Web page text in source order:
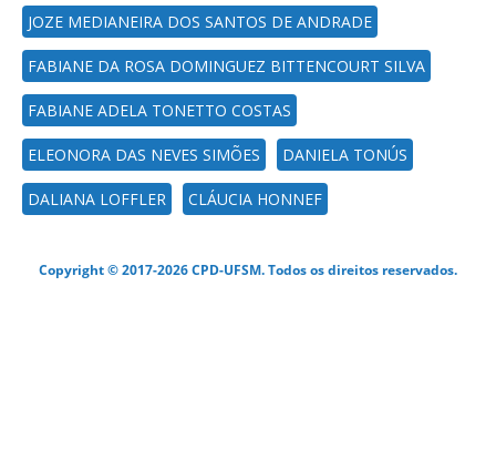
JOZE MEDIANEIRA DOS SANTOS DE ANDRADE
FABIANE DA ROSA DOMINGUEZ BITTENCOURT SILVA
FABIANE ADELA TONETTO COSTAS
ELEONORA DAS NEVES SIMÕES DANIELA TONÚS
DALIANA LOFFLER CLÁUCIA HONNEF
Copyright © 2017-2026 CPD-UFSM. Todos os direitos reservados.